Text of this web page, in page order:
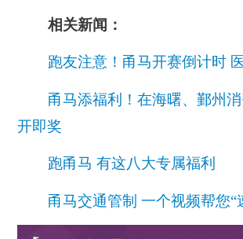
相关新闻：
跑友注意！甬马开赛倒计时
甬马添福利！在海曙、鄞州
开即奖
跑甬马 有这八大专属福利
甬马交通管制 一个视频帮您“